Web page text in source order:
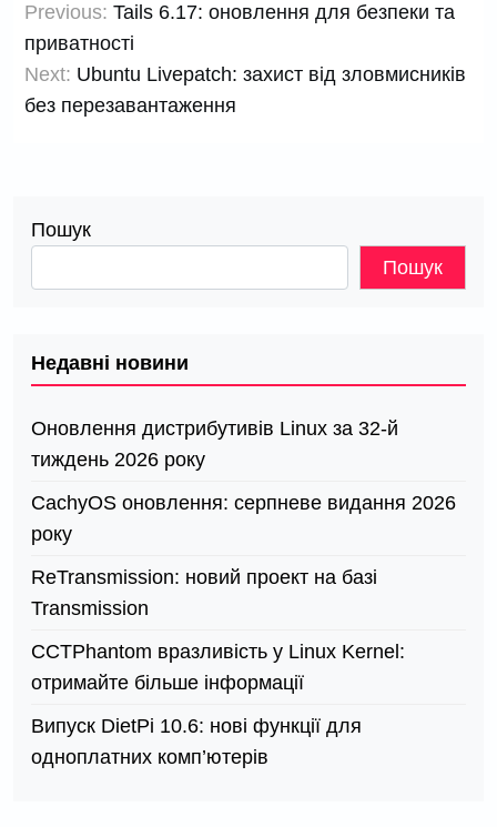
записів
Previous: Tails 6.17: оновлення для безпеки та
приватності
Next: Ubuntu Livepatch: захист від зловмисників
без перезавантаження
Пошук
Пошук
Недавні новини
Оновлення дистрибутивів Linux за 32-й
тиждень 2026 року
CachyOS оновлення: серпневе видання 2026
року
ReTransmission: новий проект на базі
Transmission
СCTPhantom вразливість у Linux Kernel:
отримайте більше інформації
Випуск DietPi 10.6: нові функції для
одноплатних комп’ютерів